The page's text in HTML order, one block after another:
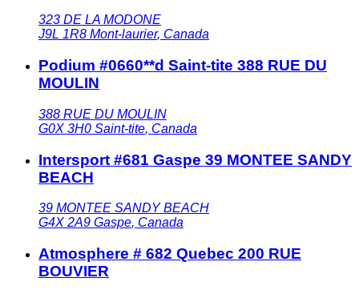
323 DE LA MODONE
J9L 1R8 Mont-laurier, Canada
Podium #0660**d Saint-tite 388 RUE DU
MOULIN
388 RUE DU MOULIN
G0X 3H0 Saint-tite, Canada
Intersport #681 Gaspe 39 MONTEE SANDY
BEACH
39 MONTEE SANDY BEACH
G4X 2A9 Gaspe, Canada
Atmosphere # 682 Quebec 200 RUE
BOUVIER